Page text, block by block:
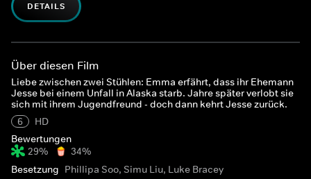
DETAILS
Über diesen Film
Liebe zwischen zwei Stühlen: Emma erfährt, dass ihr Ehemann
Jesse bei einem Unfall in Alaska starb. Jahre später verlobt sie
sich mit ihrem Jugendfreund - doch dann kehrt Jesse zurück.
6
HD
Bewertungen
29%
34%
Besetzung Phillipa Soo, Simu Liu, Luke Bracey